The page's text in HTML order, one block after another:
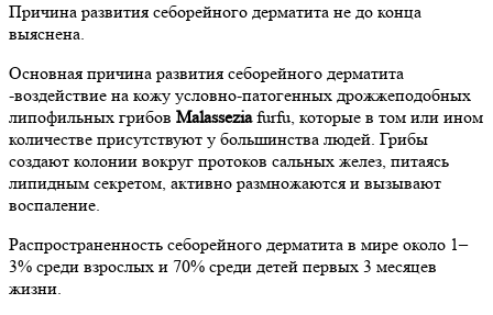
Причина развития себорейного дерматита не до конца
выяснена.
Основная причина развития себорейного дерматита
-воздействие на кожу условно-патогенных дрожжеподобных
липофильных грибов Malasseziafurfu, которые в том или ином
количестве присутствуют у большинства людей. Грибы
создают колонии вокруг протоков сальных желез, питаясь
липидным секретом, активно размножаются и вызывают
воспаление.
Распространенность себорейного дерматита в мире около 1–
3% среди взрослых и 70% среди детей первых 3 месяцев
жизни.